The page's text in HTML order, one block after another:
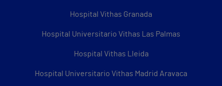
Hospital Vithas Granada
Hospital Universitario Vithas Las Palmas
Hospital Vithas Lleida
Hospital Universitario Vithas Madrid Aravaca